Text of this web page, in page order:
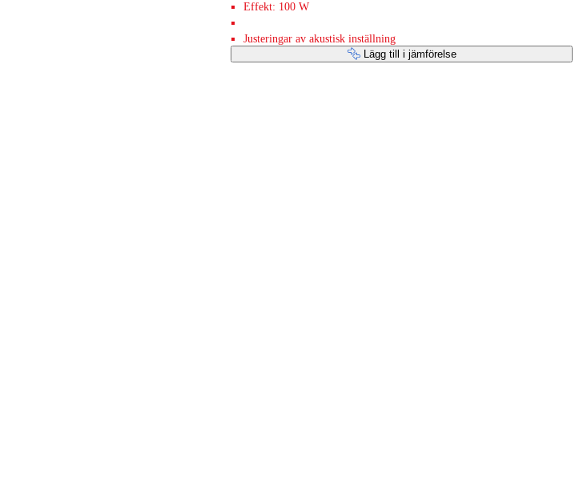
Effekt: 100 W
Justeringar av akustisk inställning
Lägg till i jämförelse